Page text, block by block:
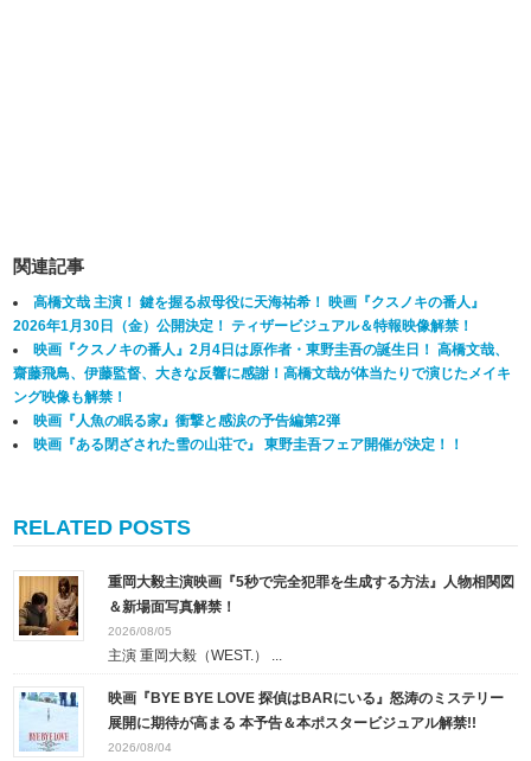
関連記事
高橋文哉 主演！ 鍵を握る叔母役に天海祐希！ 映画『クスノキの番人』
2026年1月30日（金）公開決定！ ティザービジュアル＆特報映像解禁！
映画『クスノキの番人』2月4日は原作者・東野圭吾の誕生日！ 高橋文哉、
齋藤飛鳥、伊藤監督、大きな反響に感謝！高橋文哉が体当たりで演じたメイキ
ング映像も解禁！
映画『人魚の眠る家』衝撃と感涙の予告編第2弾
映画『ある閉ざされた雪の山荘で』 東野圭吾フェア開催が決定！！
RELATED POSTS
重岡大毅主演映画『5秒で完全犯罪を生成する方法』人物相関図
＆新場面写真解禁！
2026/08/05
主演 重岡大毅（WEST.） ...
映画『BYE BYE LOVE 探偵はBARにいる』怒涛のミステリー
展開に期待が高まる 本予告＆本ポスタービジュアル解禁!!
2026/08/04